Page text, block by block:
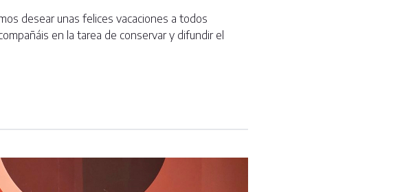
desear unas felices vacaciones a todos
en la tarea de conservar y difundir el